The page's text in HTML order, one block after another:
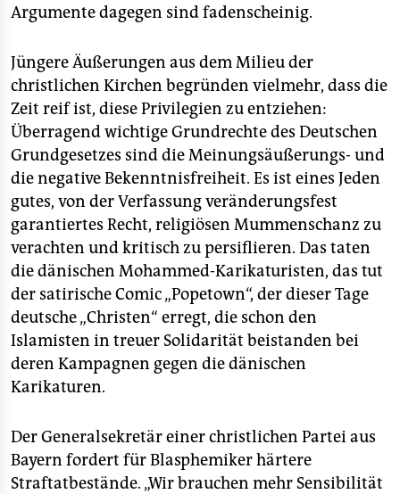
abo
genossenschaft
epaper login
Argumente dagegen sind fadenscheinig.
Jüngere Äußerungen aus dem Milieu der
christlichen Kirchen begründen vielmehr, dass die
Zeit reif ist, diese Privilegien zu entziehen:
Überragend wichtige Grundrechte des Deutschen
Grundgesetzes sind die Meinungsäußerungs- und
die negative Bekenntnisfreiheit. Es ist eines Jeden
gutes, von der Verfassung veränderungsfest
garantiertes Recht, religiösen Mummenschanz zu
verachten und kritisch zu persiflieren. Das taten
die dänischen Mohammed-Karikaturisten, das tut
der satirische Comic „Popetown“, der dieser Tage
deutsche „Christen“ erregt, die schon den
Islamisten in treuer Solidarität beistanden bei
deren Kampagnen gegen die dänischen
Karikaturen.
Der Generalsekretär einer christlichen Partei aus
Bayern fordert für Blasphemiker härtere
Straftatbestände. „Wir brauchen mehr Sensibilität